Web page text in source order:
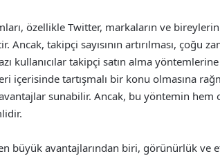
özellikle Twitter, markaların ve
Ancak, takipçi sayısının artırılması, çoğu
kullanıcılar takipçi satın alma
içerisinde tartışmalı bir konu olmasına
sunabilir. Ancak, bu yöntemin hem
büyük avantajlarından biri, görünürlük ve